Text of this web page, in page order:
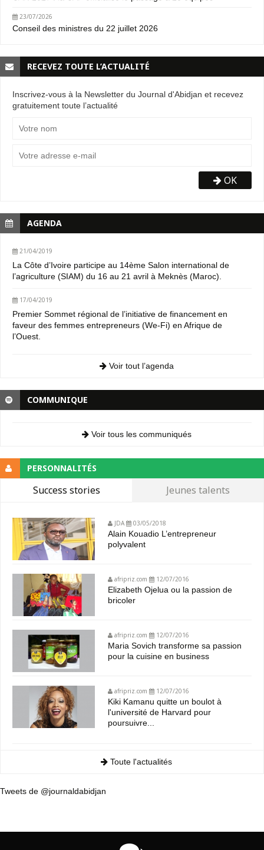
23/07/2026
Conseil des ministres du 22 juillet 2026
RECEVEZ TOUTE L’ACTUALITÉ
Inscrivez-vous à la Newsletter du Journal d'Abidjan et recevez
gratuitement toute l’actualité
OK
AGENDA
21/04/2019
La Côte d’Ivoire participe au 14ème Salon international de
l’agriculture (SIAM) du 16 au 21 avril à Meknès (Maroc).
17/04/2019
Premier Sommet régional de l’initiative de financement en
faveur des femmes entrepreneurs (We-Fi) en Afrique de
l’Ouest.
Voir tout l’agenda
COMMUNIQUE
Voir tous les communiqués
PERSONNALITÉS
Success stories Jeunes talents
JDA 03/05/2018
Alain Kouadio L’entrepreneur
polyvalent
afripriz.com 12/07/2016
Elizabeth Ojelua ou la passion de
bricoler
afripriz.com 12/07/2016
Maria Sovich transforme sa passion
pour la cuisine en business
afripriz.com 12/07/2016
Kiki Kamanu quitte un boulot à
l'université de Harvard pour
poursuivre...
Toute l'actualités
Tweets de @journaldabidjan